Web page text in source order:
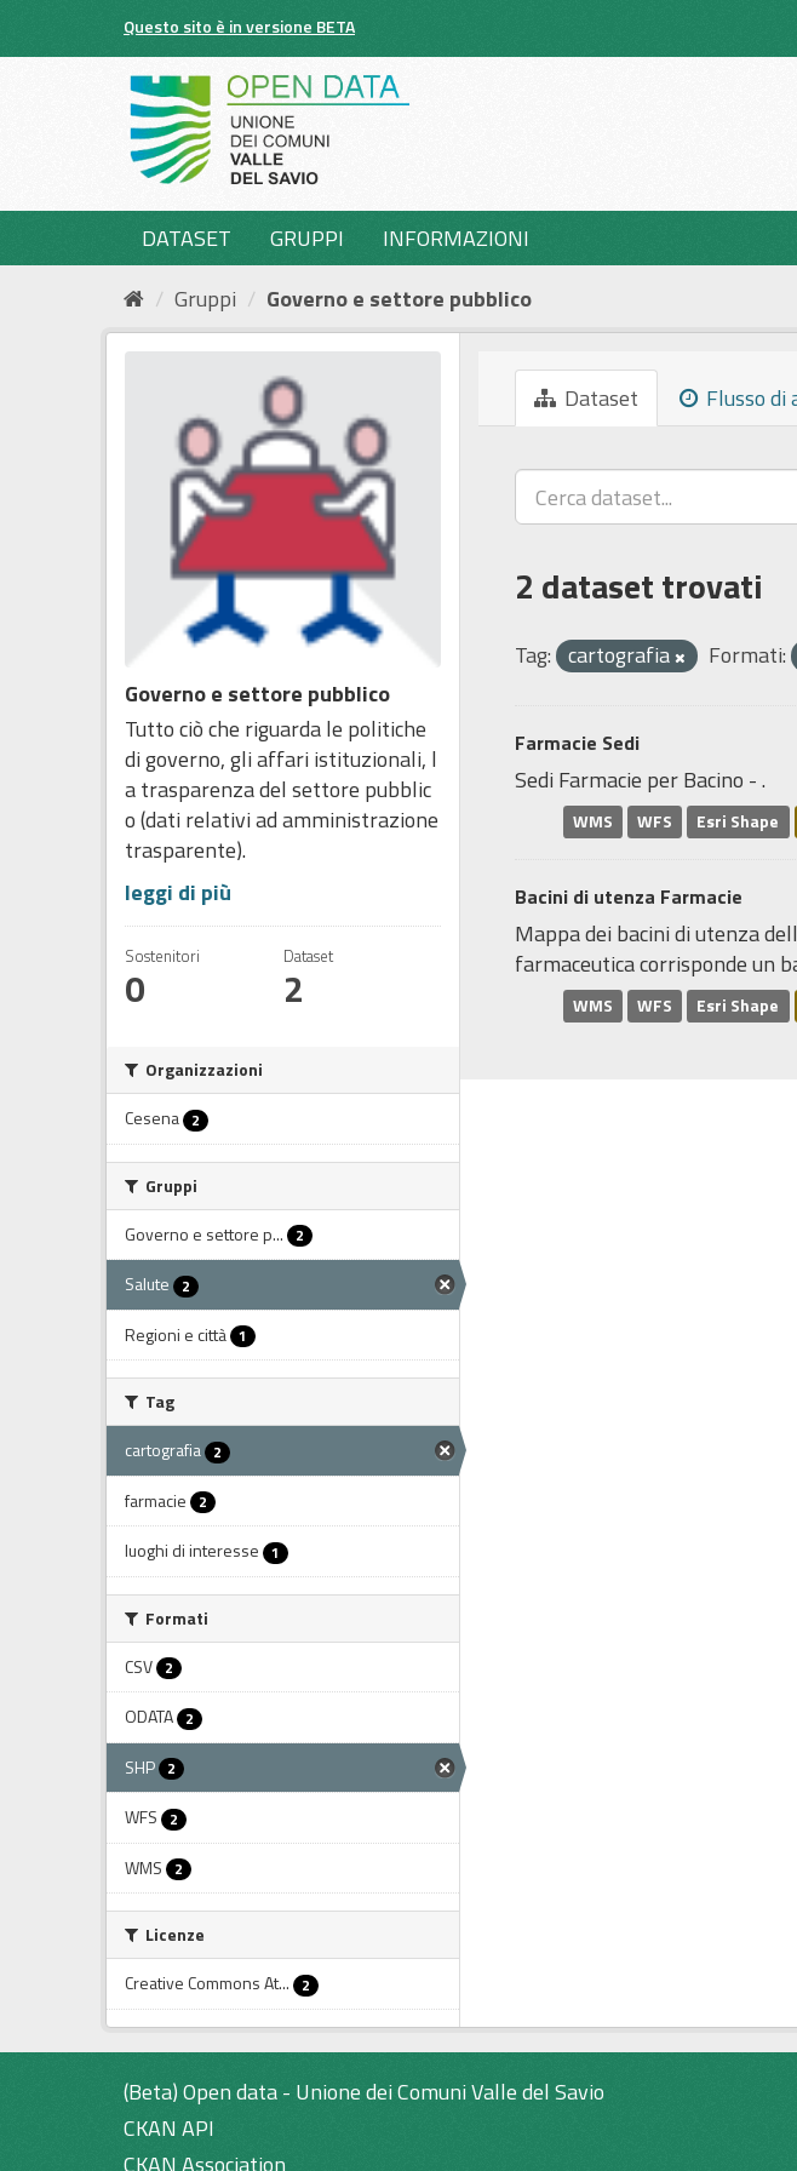
Questo sito è in versione BETA
DATASET GRUPPI
INFORMAZIONI
Gruppi
Governo e settore pubblico
Governo e settore pubblico
Tutto ciò che riguarda le politiche
di governo, gli affari istituzionali, l
a trasparenza del settore pubblic
o (dati relativi ad amministrazione
trasparente).
leggi di più
Sostenitori
0
Dataset
2
Organizzazioni
Cesena 2
Gruppi
Governo e settore p...
2
Salute 2
Regioni e città 1
Tag
cartografia 2
farmacie 2
luoghi di interesse 1
Formati
CSV 2
ODATA 2
SHP 2
WFS 2
WMS 2
Licenze
Creative Commons At...
2
Dataset Flusso
2 dataset trovati
Tag: cartografia Formati:
Farmacie Sedi
Sedi Farmacie per Bacino - .
WMS WFS Esri Shape
Bacini di utenza Farmacie
Mappa dei bacini di utenza
farmaceutica corrisponde un
WMS WFS Esri Shape
(Beta) Open data - Unione dei Comuni Valle del Savio
CKAN API
CKAN Association